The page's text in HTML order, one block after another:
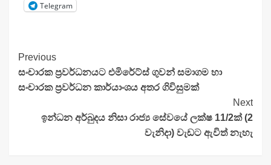
Telegram
Continue
Reading
Previous
සංචාරක ප්‍රවර්ධනයට එමිරේට්ස් ගුවන් සමාගම හා
සංචාරක ප්‍රවර්ධන කාර්යාංශය අතර ගිවිසුමක්
Next
ඉන්ධන අර්බුදය නිසා රාජ්‍ය සේවයේ ලක්ෂ 11/2ක් (2
වැනිදා) වැඩට ඇවිත් නැහැ